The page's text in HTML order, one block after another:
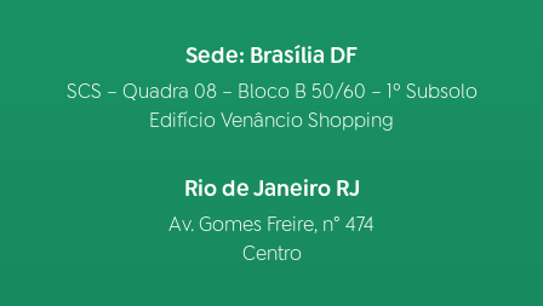
Sede: Brasília DF
SCS – Quadra 08 – Bloco B 50/60 – 1º Subsolo
Edifício Venâncio Shopping
Rio de Janeiro RJ
Av. Gomes Freire, n° 474
Centro